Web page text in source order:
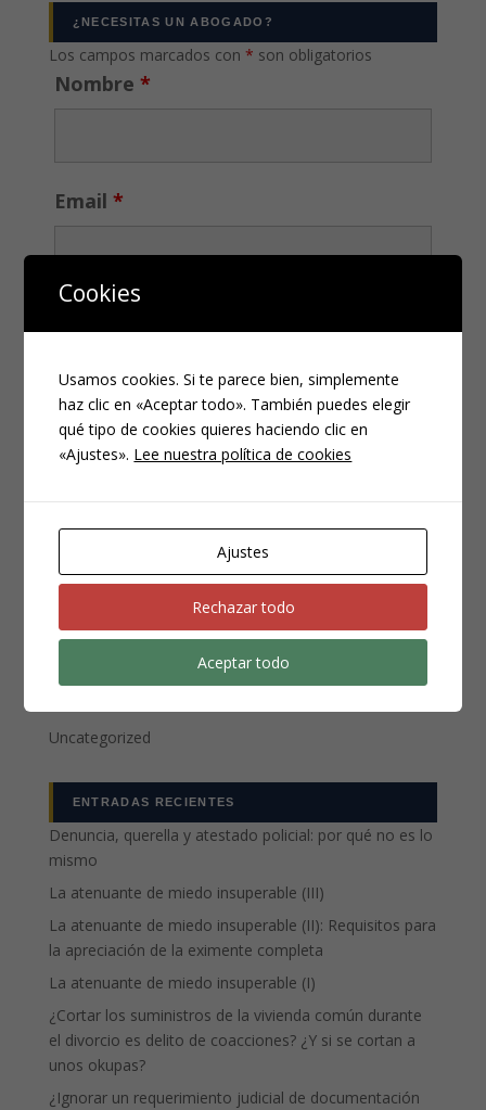
¿NECESITAS UN ABOGADO?
Los campos marcados con * son obligatorios
Nombre *
Email *
CATEGORÍAS
Noticias
Uncategorized
ENTRADAS RECIENTES
Denuncia, querella y atestado policial: por qué no es lo
mismo
La atenuante de miedo insuperable (III)
La atenuante de miedo insuperable (II): Requisitos para
la apreciación de la eximente completa
La atenuante de miedo insuperable (I)
¿Cortar los suministros de la vivienda común durante
el divorcio es delito de coacciones? ¿Y si se cortan a
unos okupas?
¿Ignorar un requerimiento judicial de documentación
Cookies
Usamos cookies. Si te parece bien, simplemente
haz clic en «Aceptar todo». También puedes elegir
qué tipo de cookies quieres haciendo clic en
«Ajustes». Lee nuestra política de cookies
Ajustes
Rechazar todo
Aceptar todo